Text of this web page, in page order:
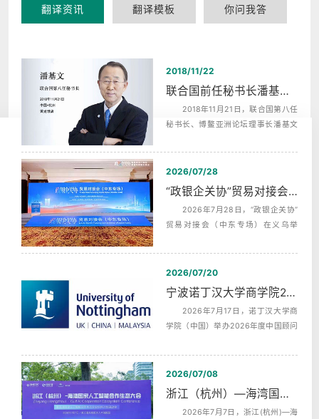
翻译资讯 翻译模板 你问我答
2018/11/22
联合国前任秘书长潘基文西湖和平之夜同声传译翻译
2018年11月21日，联合国第八任
秘书长、博鳌亚洲论坛理事长潘基文
夫...
2026/07/28
“政银企关协”贸易对接会（中东专场）中英文同声传译翻译
2026年7月28日，“政银企关协”
贸易对接会（中东专场）在义乌举
动提供...
2026/07/20
宁波诺丁汉大学商学院2026年度中国顾问委员会第二次会议同声传译
2026年7月17日，诺丁汉大学商
学院（中国）举办2026年度中国顾问
为上午...
2026/07/08
浙江（杭州）—海湾国家人工智能合作生态发布会AI机器英语同传
2026年7月7日，浙江(杭州)—海